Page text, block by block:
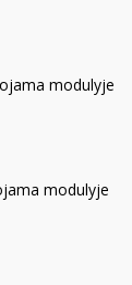
modulyje
modulyje